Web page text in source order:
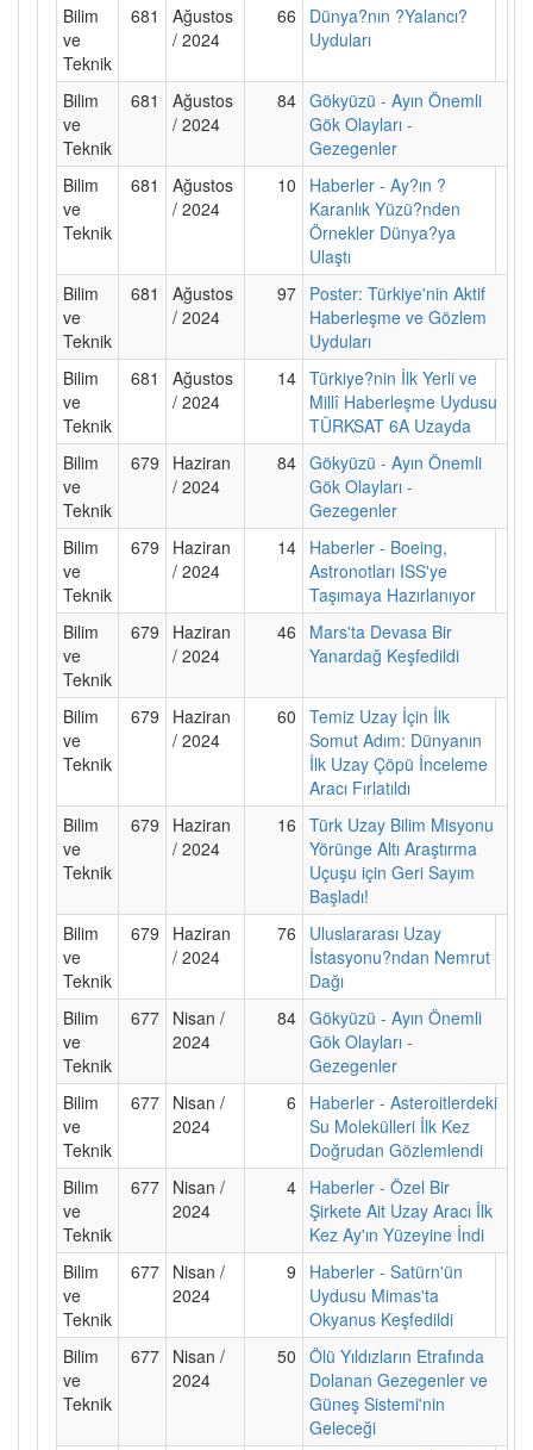
Bilim
ve
Teknik
681
Ağustos
/ 2024
66
Dünya?nın ?Yalancı?
Uyduları
Bilim
ve
Teknik
681
Ağustos
/ 2024
84 Gökyüzü - Ayın Önemli
Gök Olayları -
Gezegenler
Bilim
ve
Teknik
681
Ağustos
/ 2024
10
Haberler - Ay?ın ?
Karanlık Yüzü?nden
Örnekler Dünya?ya
Ulaştı
Bilim
ve
Teknik
681
Ağustos
/ 2024
97 Poster: Türkiye'nin Aktif
Haberleşme ve Gözlem
Uyduları
Bilim
ve
Teknik
681
Ağustos
/ 2024
14 Türkiye?nin İlk Yerli ve
Millî Haberleşme Uydusu
TÜRKSAT 6A Uzayda
Bilim
ve
Teknik
679
Haziran
/ 2024
84 Gökyüzü - Ayın Önemli
Gök Olayları -
Gezegenler
Bilim
ve
Teknik
679
Haziran
/ 2024
14 Haberler - Boeing,
Astronotları ISS'ye
Taşımaya Hazırlanıyor
Bilim
ve
Teknik
679
Haziran
/ 2024
46
Mars'ta Devasa Bir
Yanardağ Keşfedildi
Bilim
ve
Teknik
679
Haziran
/ 2024
60 Temiz Uzay İçin İlk
Somut Adım: Dünyanın
İlk Uzay Çöpü İnceleme
Aracı Fırlatıldı
Bilim
ve
Teknik
679
Haziran
/ 2024
16 Türk Uzay Bilim Misyonu
Yörünge Altı Araştırma
Uçuşu için Geri Sayım
Başladı!
Bilim
ve
Teknik
679
Haziran
/ 2024
76
Uluslararası Uzay
İstasyonu?ndan Nemrut
Dağı
Bilim
ve
Teknik
677 Nisan /
2024
84 Gökyüzü - Ayın Önemli
Gök Olayları -
Gezegenler
Bilim
ve
Teknik
677 Nisan /
2024
6
Haberler - Asteroitlerdeki
Su Molekülleri İlk Kez
Doğrudan Gözlemlendi
Bilim
ve
Teknik
677 Nisan /
2024
4 Haberler - Özel Bir
Şirkete Ait Uzay Aracı İlk
Kez Ay'ın Yüzeyine İndi
Bilim
ve
Teknik
677 Nisan /
2024
9
Haberler - Satürn'ün
Uydusu Mimas'ta
Okyanus Keşfedildi
Bilim
ve
Teknik
677 Nisan /
2024
50 Ölü Yıldızların Etrafında
Dolanan Gezegenler ve
Güneş Sistemi'nin
Geleceği